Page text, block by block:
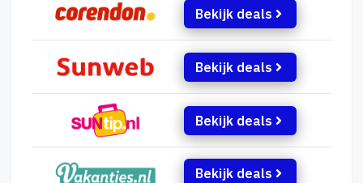
Bekijk deals
Bekijk deals
Bekijk deals
Bekijk deals